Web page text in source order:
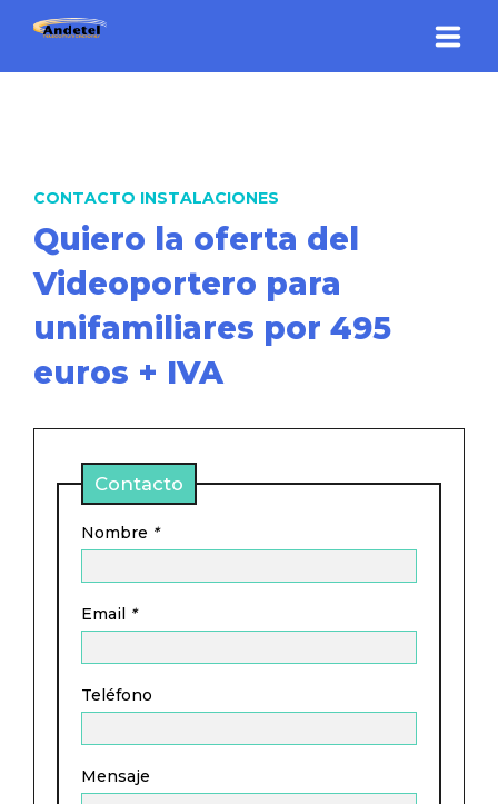
CONTROL ACCESOS
CCTV
WIFI-REDES
OFERTAS
QUIENES SOMOS
Quiero la oferta del
Videoportero para
unifamiliares por 495
euros + IVA
CONTACTO INSTALACIONES
Contacto
Nombre *
Email *
Teléfono
Mensaje